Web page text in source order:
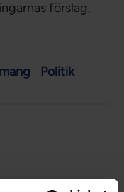
förslag.
Politik